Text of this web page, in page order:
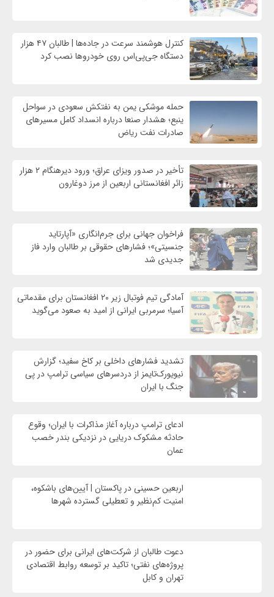
کنترل هوشمند سرعت در جاده‌ها | طالبان ۴۷ هزار
دستگاه جی‌پی‌اس روی خودروها نصب کرد
حمله موشکی یمن به نفتکش سعودی در سواحل
ینبع؛ هشدار صنعا درباره انسداد کامل مسیرهای
صادرات نفت ریاض
تأخیر در صدور ویزای عراق؛ ورود دیرهنگام ۲ هزار
زائر افغانستانی اربعین از مرز دوغارون
فراخوان جهانی برای جرم‌انگاری «آپارتاید
جنسیتی»؛ فشارهای حقوقی بر طالبان وارد فاز
جدیدی شد
آمادگی تیم فوتبال زیر ۲۰ افغانستان برای مقدماتی
آسیا؛ سرمربی ایرانی از امید به صعود می‌گوید
تشدید فشارهای داخلی بر کاخ سفید؛ گزارش
نیویورک‌تایمز از دردسرهای سیاسی ترامپ در پی
جنگ با ایران
ادعای ترامپ درباره آغاز مذاکرات با ایران؛ وقوع
حادثه مشکوک دریایی در نزدیکی بندر خصب
عمان
اربعین حسینی در پاکستان | آیین‌های باشکوه،
امنیت کم‌نظیر و تعطیلی گسترده شهرها
دعوت طالبان از شرکت‌های ایرانی برای حضور در
پروژه‌های نفتی؛ تاکید بر توسعه روابط اقتصادی
تهران و کابل